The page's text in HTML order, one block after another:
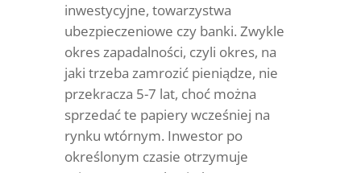
inwestycyjne, towarzystwa
ubezpieczeniowe czy banki. Zwykle
okres zapadalności, czyli okres, na
jaki trzeba zamrozić pieniądze, nie
przekracza 5-7 lat, choć można
sprzedać te papiery wcześniej na
rynku wtórnym. Inwestor po
określonym czasie otrzymuje